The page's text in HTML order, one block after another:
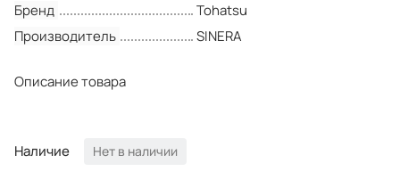
Бренд
Tohatsu
Производитель
SINERA
Описание товара
Наличие Нет в наличии